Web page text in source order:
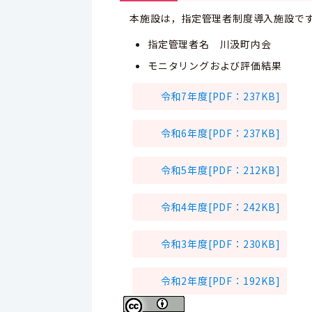
本施設は，指定管理者制度導入施設で
指定管理者名 川汲町内会
モニタリングおよび評価結果
令和7年度[PDF：237KB]
令和6年度[PDF：237KB]
令和5年度[PDF：212KB]
令和4年度[PDF：242KB]
令和3年度[PDF：230KB]
令和2年度[PDF：192KB]